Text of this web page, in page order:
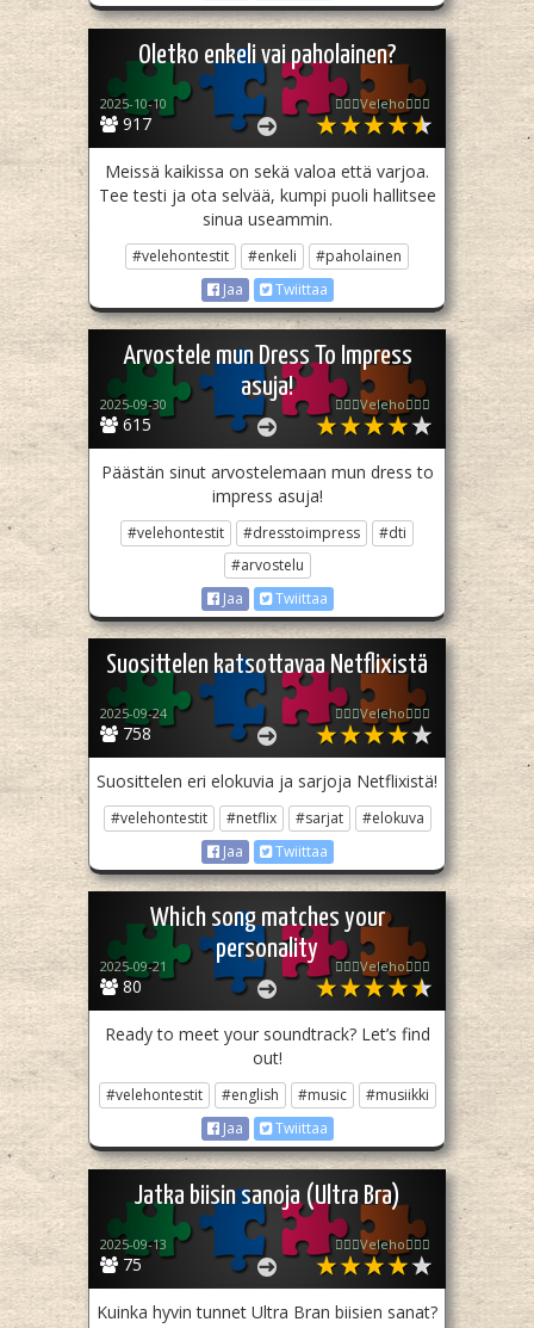
Oletko enkeli vai paholainen?
917
2025-10-10 🧙🏻‍♀️Veleho🧙🏻‍♀️
Meissä kaikissa on sekä valoa että varjoa.
Tee testi ja ota selvää, kumpi puoli hallitsee
sinua useammin.
#velehontestit #enkeli
#paholainen
Jaa
Twiittaa
Arvostele mun Dress To Impress
asuja!
615
2025-09-30 🧙🏻‍♀️Veleho🧙🏻‍♀️
Päästän sinut arvostelemaan mun dress to
impress asuja!
#velehontestit #dresstoimpress
#dti
#arvostelu
Jaa
Twiittaa
Suosittelen katsottavaa Netflixistä
758
2025-09-24 🧙🏻‍♀️Veleho🧙🏻‍♀️
Suosittelen eri elokuvia ja sarjoja Netflixistä!
#velehontestit #netflix #sarjat
#elokuva
Jaa
Twiittaa
Which song matches your
personality
80
2025-09-21 🧙🏻‍♀️Veleho🧙🏻‍♀️
Ready to meet your soundtrack? Let’s find
out!
#velehontestit #english #music
#musiikki
Jaa
Twiittaa
Jatka biisin sanoja (Ultra Bra)
75
2025-09-13 🧙🏻‍♀️Veleho🧙🏻‍♀️
Kuinka hyvin tunnet Ultra Bran biisien sanat?